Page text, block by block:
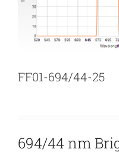
关于量感
联系我们
FF01-694/44-25
694/44 nm